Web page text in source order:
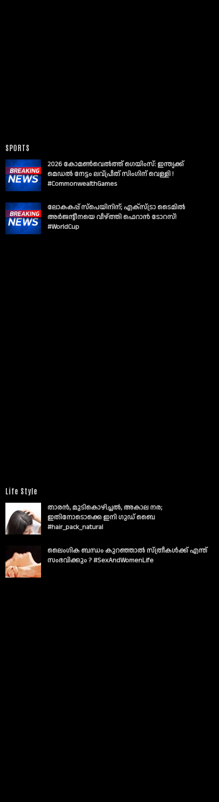
SPORTS
2026 കോമൺവെൽത്ത് ഗെയിംസ്: ഇന്ത്യക്ക്
മെഡൽ നേട്ടം ലവ്പ്രീത് സിംഗിന് വെള്ളി !
#CommonwealthGames
ലോകകപ്പ് സ്പെയിനിന്; എക്സ്ട്രാ ടൈമിൽ
അർജന്റീനയെ വീഴ്ത്തി ഫെറാൻ ടോറസ്!
#WorldCup
Life Style
താരൻ, മുടികൊഴിച്ചൽ, അകാല നര;
ഇതിനോടൊക്കെ ഇനി ഗുഡ് ബൈ
#hair_pack_natural
ലൈംഗിക ബന്ധം കുറഞ്ഞാല്‍ സ്ത്രീകള്‍ക്ക് എന്ത്
സംഭവിക്കും ? #SexAndWomenLife